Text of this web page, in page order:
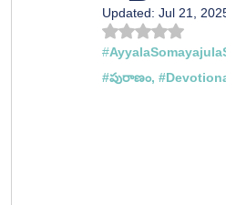
Updated: Jul 21,
Rated NaN
#
#పురాణం,